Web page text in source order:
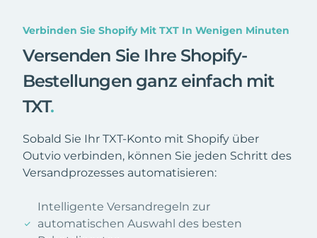
Verbinden Sie Shopify Mit TXT In Wenigen Minuten
Versenden Sie Ihre Shopify-
Bestellungen ganz einfach mit
TXT.
Sobald Sie Ihr TXT-Konto mit Shopify über
Outvio verbinden, können Sie jeden Schritt des
Versandprozesses automatisieren:
Intelligente Versandregeln zur
automatischen Auswahl des besten